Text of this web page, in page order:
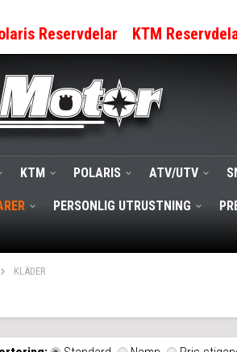
Reservdelar KTM
KTM POLARIS ATV/UTV
PERSONLIG UTRUSTNING
KLÄDER